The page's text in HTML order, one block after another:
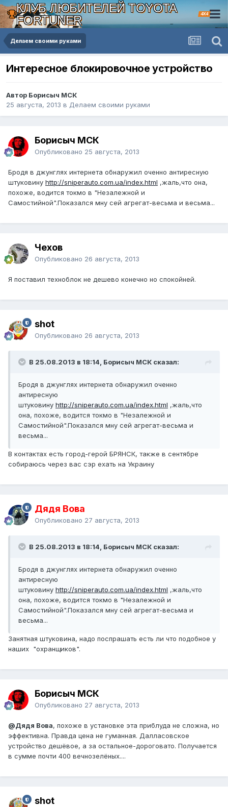
КЛУБ ЛЮБИТЕЛЕЙ TOYOTA
FORTUNER
4X4
Делаем своими руками
Интересное блокировочное устройство
Автор Борисыч МСК
25 августа, 2013 в Делаем своими руками
Борисыч МСК
Опубликовано 25 августа, 2013
Бродя в джунглях интернета обнаружил оченно антиресную
штуковину http://sniperauto.com.ua/index.html ,жаль,что она,
похоже, водится токмо в "Незалежной и
Самостийной".Показался мну сей агрегат-весьма и весьма...
Чехов
Опубликовано 26 августа, 2013
Я поставил техноблок не дешево конечно но спокойней.
shot
Опубликовано 26 августа, 2013
В 25.08.2013 в 18:14, Борисыч МСК сказал:
Бродя в джунглях интернета обнаружил оченно
антиресную
штуковину http://sniperauto.com.ua/index.html ,жаль,что
она, похоже, водится токмо в "Незалежной и
Самостийной".Показался мну сей агрегат-весьма и
весьма...
В контактах есть город-герой БРЯНСК, также в сентябре
собираюсь через вас сэр ехать на Украину
Дядя Вова
Опубликовано 27 августа, 2013
В 25.08.2013 в 18:14, Борисыч МСК сказал:
Бродя в джунглях интернета обнаружил оченно
антиресную
штуковину http://sniperauto.com.ua/index.html ,жаль,что
она, похоже, водится токмо в "Незалежной и
Самостийной".Показался мну сей агрегат-весьма и
весьма...
Занятная штуковина, надо поспрашать есть ли что подобное у
наших "охранщиков".
Борисыч МСК
Опубликовано 27 августа, 2013
@Дядя Вова, похоже в установке эта приблуда не сложна, но
эффективна. Правда цена не гуманная. Далласовское
устройство дешёвое, а за остальное-дороговато. Получается
в сумме почти 400 вечнозелёных....
shot